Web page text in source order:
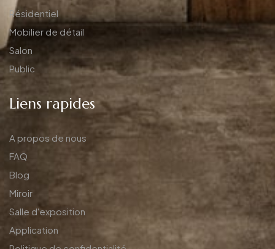
Résidentiel
Mobilier de détail
Salon
Public
Liens rapides
A propos de nous
FAQ
Blog
Miroir
Salle d'exposition
Application